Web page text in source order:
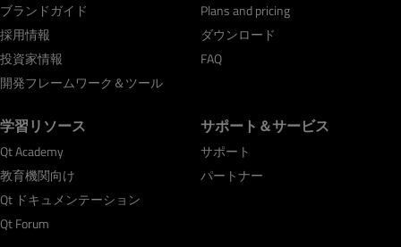
ブランドガイド
採用情報
投資家情報
開発フレームワーク＆ツール
Plans and pricing
ダウンロード
FAQ
学習リソース
Qt Academy
教育機関向け
Qt ドキュメンテーション
Qt Forum
サポート＆サービス
サポート
パートナー